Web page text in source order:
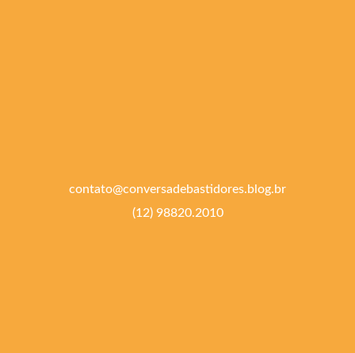
contato@conversadebastidores.blog.br
(12) 98820.2010